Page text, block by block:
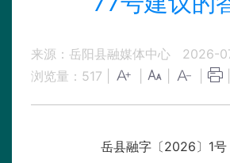
来源：岳阳县融媒体中心
2026-
浏览量： 517
岳县融字〔2026〕1